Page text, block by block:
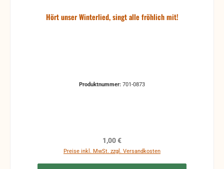
Hört unser Winterlied, singt alle fröhlich mit!
Produktnummer: 701-0873
Regulärer Preis:
1,00 €
Preise inkl. MwSt. zzgl. Versandkosten